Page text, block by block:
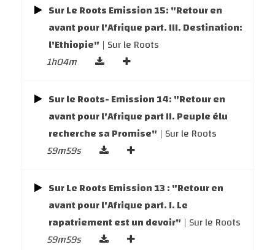
Sur Le Roots Emission 15: "Retour en
avant pour l'Afrique part. III. Destination:
l'Ethiopie" | Sur le Roots
1h04m
Sur le Roots- Emission 14: "Retour en
avant pour l'Afrique part II. Peuple élu
recherche sa Promise" | Sur le Roots
59m59s
Sur Le Roots Emission 13 : "Retour en
avant pour l'Afrique part. I. Le
rapatriement est un devoir" | Sur le Roots
59m59s